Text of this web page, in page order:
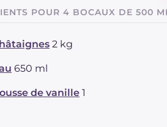
POUR 4 BOCAUX DE 500
2 kg
650 ml
de vanille 1